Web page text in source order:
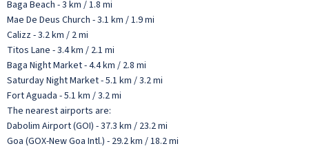
Baga Beach - 3 km / 1.8 mi
Mae De Deus Church - 3.1 km / 1.9 mi
Calizz - 3.2 km / 2 mi
Titos Lane - 3.4 km / 2.1 mi
Baga Night Market - 4.4 km / 2.8 mi
Saturday Night Market - 5.1 km / 3.2 mi
Fort Aguada - 5.1 km / 3.2 mi
The nearest airports are:
Dabolim Airport (GOI) - 37.3 km / 23.2 mi
Goa (GOX-New Goa Intl.) - 29.2 km / 18.2 mi